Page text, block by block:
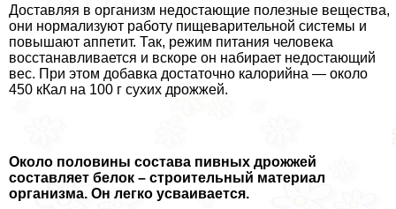
Доставляя в организм недостающие полезные вещества,
они нормализуют работу пищеварительной системы и
повышают аппетит. Так, режим питания человека
восстанавливается и вскоре он набирает недостающий
вес. При этом добавка достаточно калорийна — около
450 кКал на 100 г сухих дрожжей.
Около половины состава пивных дрожжей
составляет белок – строительный материал
организма. Он легко усваивается.